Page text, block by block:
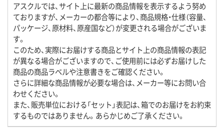
アスクルでは、サイト上に最新の商品情報を表示するよう努め
ておりますが、メーカーの都合等により、商品規格・仕様（容量、
パッケージ、原材料、原産国など）が変更される場合がございま
す。
このため、実際にお届けする商品とサイト上の商品情報の表記
が異なる場合がございますので、ご使用前には必ずお届けした
商品の商品ラベルや注意書きをご確認ください。
さらに詳細な商品情報が必要な場合は、メーカー等にお問い合
わせください。
また、販売単位における「セット」表記は、箱でのお届けをお約束
するものではありません。あらかじめご了承ください。